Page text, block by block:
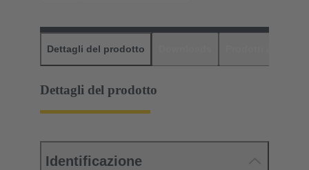
Dettagli del prodotto
Dettagli del prodotto
Identificazione